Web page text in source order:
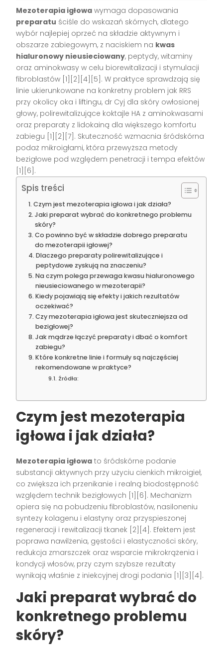
Mezoterapia igłowa wymaga dopasowania
preparatu ściśle do wskazań skórnych, dlatego
wybór najlepiej oprzeć na składzie aktywnym i
obszarze zabiegowym, z naciskiem na kwas
hialuronowy nieusieciowany, peptydy, witaminy
oraz aminokwasy w celu biorewitalizacji i stymulacji
fibroblastów [1][2][4][5]. W praktyce sprawdzają się
linie ukierunkowane na konkretny problem jak RRS
przy okolicy oka i liftingu, dr Cyj dla skóry owłosionej
głowy, polirewitalizujące koktajle HA z aminokwasami
oraz preparaty z lidokainą dla większego komfortu
zabiegu [1][2][7]. Skuteczność wzmacnia śródskórna
podaż mikroigłami, która przewyższa metody
bezigłowe pod względem penetracji i tempa efektów
[1][6].
Spis treści
Czym jest mezoterapia igłowa i jak działa?
Jaki preparat wybrać do konkretnego problemu
skóry?
Co powinno być w składzie dobrego preparatu
do mezoterapii igłowej?
Dlaczego preparaty polirewitalizujące i
peptydowe zyskują na znaczeniu?
Na czym polega przewaga kwasu hialuronowego
nieusieciowanego w mezoterapii?
Kiedy pojawiają się efekty i jakich rezultatów
oczekiwać?
Czy mezoterapia igłowa jest skuteczniejsza od
bezigłowej?
Jak mądrze łączyć preparaty i dbać o komfort
zabiegu?
Które konkretne linie i formuły są najczęściej
rekomendowane w praktyce?
Źródła:
Czym jest mezoterapia
igłowa i jak działa?
Mezoterapia igłowa to śródskórne podanie
substancji aktywnych przy użyciu cienkich mikroigieł,
co zwiększa ich przenikanie i realną biodostępność
względem technik bezigłowych [1][6]. Mechanizm
opiera się na pobudzeniu fibroblastów, nasiloneniu
syntezy kolagenu i elastyny oraz przyspieszonej
regeneracji i rewitalizacji tkanek [2][4]. Efektem jest
poprawa nawilżenia, gęstości i elastyczności skóry,
redukcja zmarszczek oraz wsparcie mikrokrążenia i
kondycji włosów, przy czym szybsze rezultaty
wynikają właśnie z iniekcyjnej drogi podania [1][3][4].
Jaki preparat wybrać do
konkretnego problemu
skóry?